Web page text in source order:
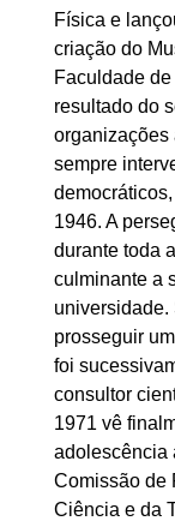
Física e
criação do
Faculdade
resultado do
organizações
sempre
1946. A
durante toda
culminante a
prosseguir
foi
consultor
1971 vê
adolescência
Comissão de
Ciência e da